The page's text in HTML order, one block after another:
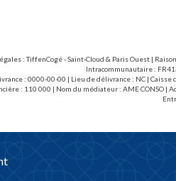
: TiffenCogé - Saint-Cloud & Paris Ouest |
Intracommunautaire :
: 0000-00-00 | Lieu de délivrance : NC |
: 110 000 | Nom du médiateur : AME CONSO |